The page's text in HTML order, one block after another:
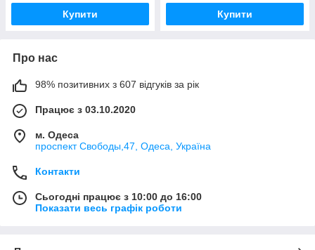
Купити Купити
Про нас
98% позитивних з 607 відгуків за рік
Працює з 03.10.2020
м. Одеса
проспект Свободы,47, Одеса, Україна
Контакти
Сьогодні працює з 10:00 до 16:00
Показати весь графік роботи